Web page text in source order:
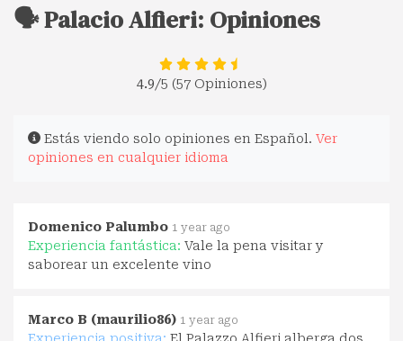
🗣️ Palacio Alfieri: Opiniones
4.9/5 (57 Opiniones)
Estás viendo solo opiniones en Español. Ver
opiniones en cualquier idioma
Domenico Palumbo 1 year ago
Experiencia fantástica: Vale la pena visitar y
saborear un excelente vino
Marco B (maurilio86) 1 year ago
Experiencia positiva: El Palazzo Alfieri alberga dos